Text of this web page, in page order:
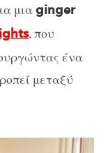
μιαginger
, που
ένα
μεταξύ